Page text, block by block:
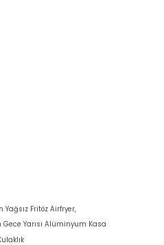
Yağsız Fritöz Airfryer,
Yarısı Alüminyum Kasa